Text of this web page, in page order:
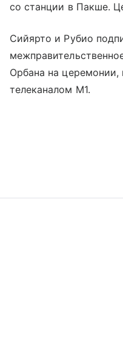
со станции в Пакше.
Сийярто и Рубио
Орбана на церемонии,
телеканалом М1.